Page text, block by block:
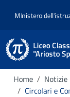
MInistero
Liceo
"Ariosto
Home Notizie
Circolari e